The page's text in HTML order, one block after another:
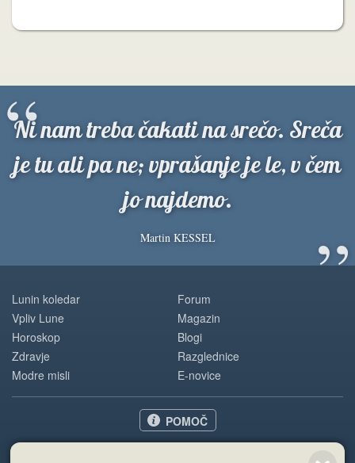
Ni nam treba čakati na srečo. Sreča
je tu ali pa ne; vprašanje je le, v čem
jo najdemo.
Martin KESSEL ”
“
Lunin koledar
Vpliv Lune
Horoskop
Zdravje
Modre misli
Forum
Magazin
Blogi
Razglednice
E-novice
POMOČ